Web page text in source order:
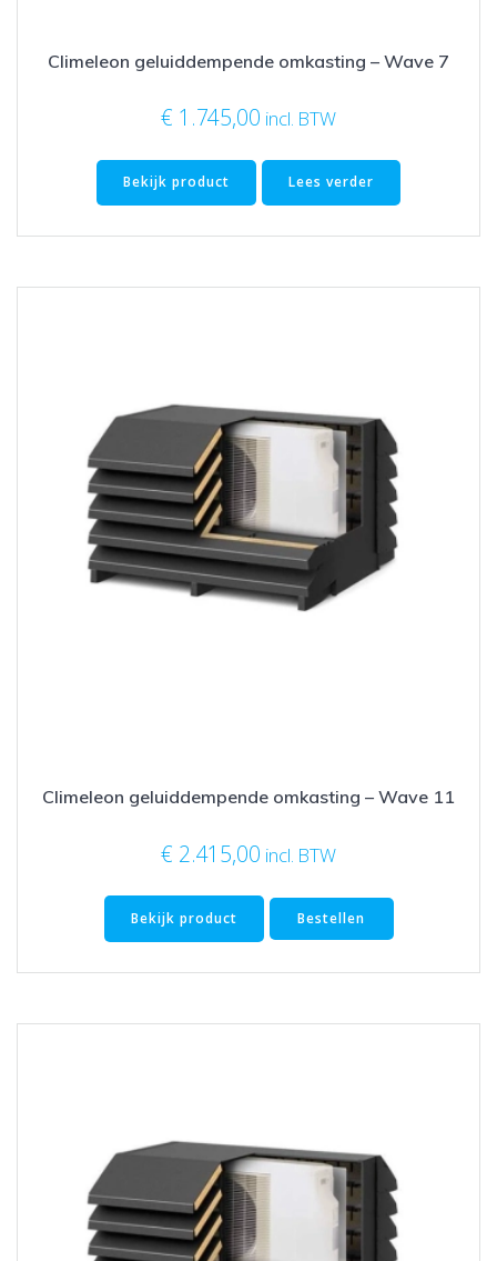
Climeleon geluiddempende omkasting – Wave 7
€ 1.745,00 incl. BTW
Bekijk product Lees verder
Climeleon geluiddempende omkasting – Wave 11
€ 2.415,00 incl. BTW
Bekijk product Bestellen